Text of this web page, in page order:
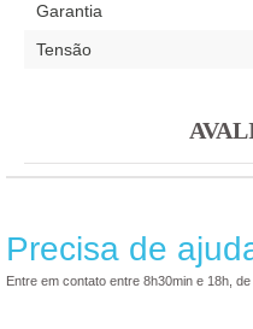
Garantia
Tensão
Precisa de
Entre em contato entre 8h30min e 18h,